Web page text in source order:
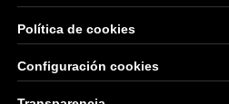
Política de cookies
Configuración cookies